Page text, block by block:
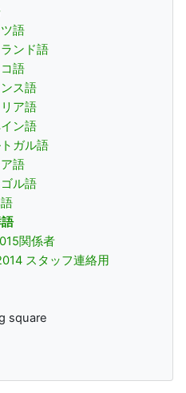
語
ンド語
語
ス語
ア語
ン語
ガル語
語
ル語
関係者
スタッフ連絡用
square